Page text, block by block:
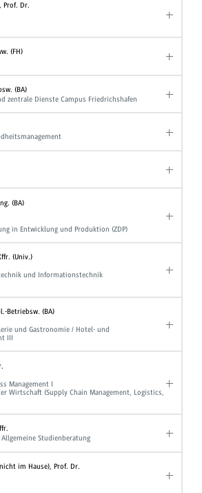
Prof. Dr.
(FH)
(BA)
zentrale Dienste Campus Friedrichshafen
(BA)
in Entwicklung und Produktion (ZDP)
(Univ.)
und Informationstechnik
Betriebsw. (BA)
und Gastronomie / Hotel- und
III
Management I
Wirtschaft (Supply Chain Management, Logistics,
Studienberatung
im Hause), Prof. Dr.